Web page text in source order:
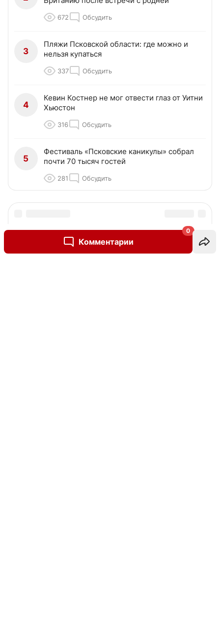
Комментарии
0
672 Обсудить
3
Пляжи Псковской области: где можно и
нельзя купаться
337 Обсудить
4
Кевин Костнер не мог отвести глаз от Уитни
Хьюстон
316 Обсудить
5
Фестиваль «Псковские каникулы» собрал
почти 70 тысяч гостей
281 Обсудить